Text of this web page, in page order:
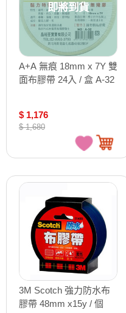
即將到貨
A+A 無痕 18mm x 7Y 雙
面布膠帶 24入 / 盒 A-32
$ 1,176
$ 1,680
3M Scotch 強力防水布
膠帶 48mm x15y / 個